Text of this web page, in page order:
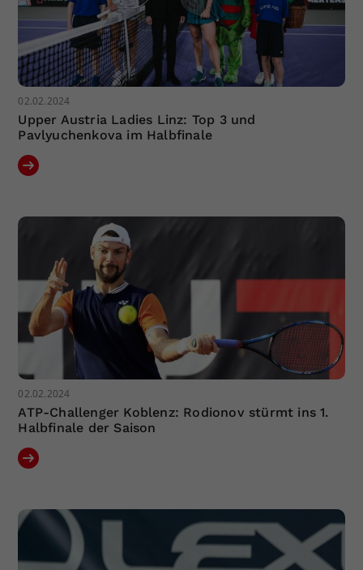
02.02.2024
Upper Austria Ladies Linz: Top 3 und
Pavlyuchenkova im Halbfinale
02.02.2024
ATP-Challenger Koblenz: Rodionov stürmt ins 1.
Halbfinale der Saison